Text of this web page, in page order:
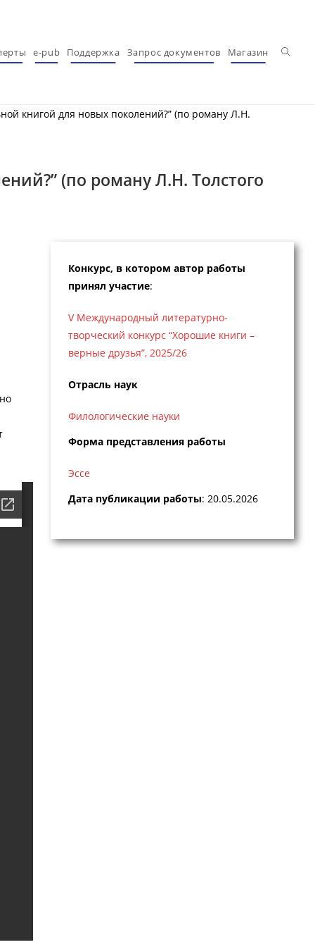
e-pub Поддержка Запрос документов Магазин
книгой для новых поколений?” (по роману Л.Н.
(по роману Л.Н. Толстого
Конкурс, в котором автор работы
принял участие:
V Международный литературно-
творческий конкурс “Хорошие книги –
верные друзья”, 2025/26
Отрасль наук
Филологические науки
Форма представления работы
Эссе
Дата публикации работы: 20.05.2026